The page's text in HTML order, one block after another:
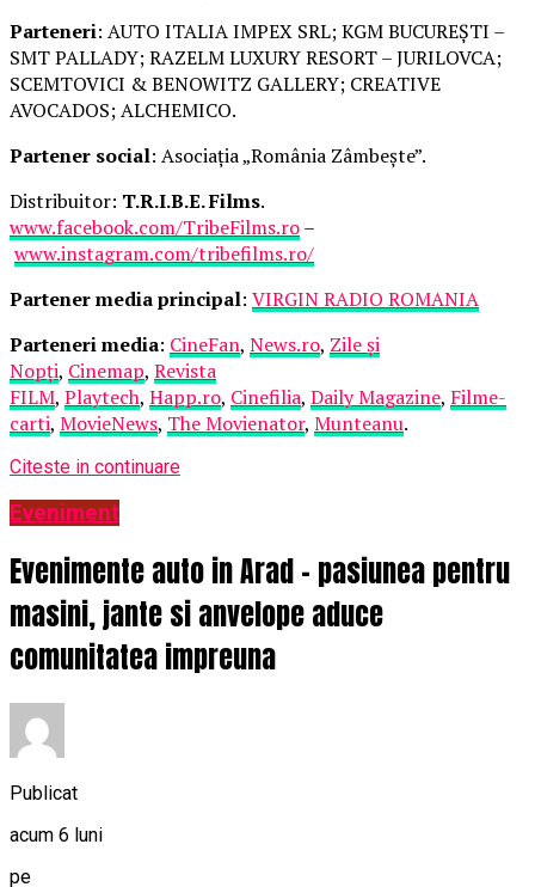
Parteneri: AUTO ITALIA IMPEX SRL; KGM BUCUREȘTI –
SMT PALLADY; RAZELM LUXURY RESORT – JURILOVCA;
SCEMTOVICI & BENOWITZ GALLERY; CREATIVE
AVOCADOS; ALCHEMICO.
Partener social: Asociația „România Zâmbește”.
Distribuitor: T.R.I.B.E. Films.
www.facebook.com/TribeFilms.ro–
www.instagram.com/tribefilms.ro/
Partener media principal: VIRGIN RADIO ROMANIA
Parteneri media: CineFan, News.ro, Zile și
Nopți, Cinemap, Revista
FILM, Playtech, Happ.ro, Cinefilia, Daily Magazine, Filme-
carti, MovieNews, The Movienator, Munteanu.
Citeste in continuare
Eveniment
Evenimente auto in Arad – pasiunea pentru
masini, jante si anvelope aduce
comunitatea impreuna
Publicat
acum 6 luni
pe